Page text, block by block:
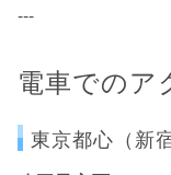
---
電車でのア
東京都心（新